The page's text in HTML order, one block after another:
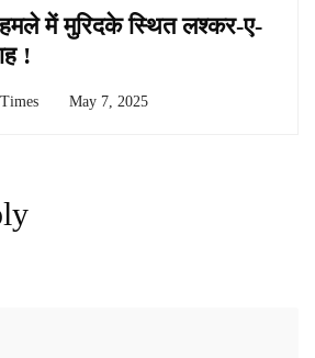
हमले में मुरिदके स्थित लश्कर-ए-
!
May 7, 2025